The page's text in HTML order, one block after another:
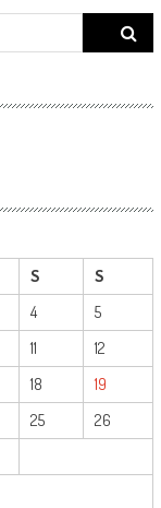
Search
for:
S S
4
5
11
12
18
19
25
26